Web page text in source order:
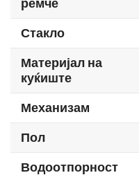
ремче
Стакло
Материјал на
куќиште
Механизам
Пол
Водоотпорност